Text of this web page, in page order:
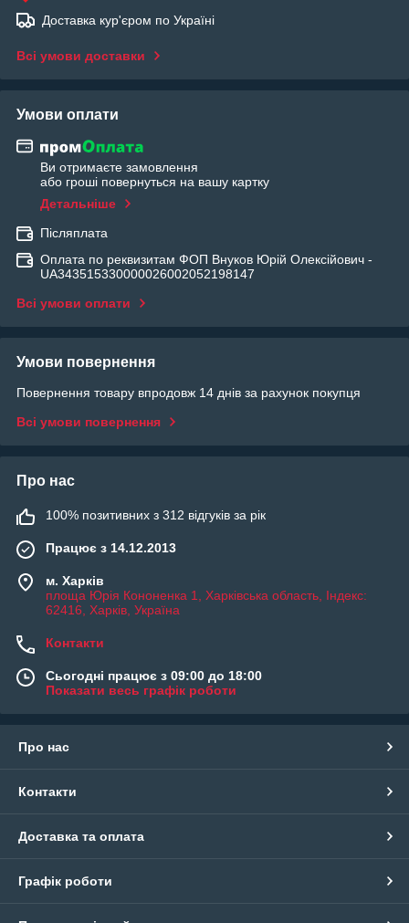
Доставка кур'єром по Україні
Всі умови доставки
Умови оплати
Ви отримаєте замовлення
або гроші повернуться на вашу картку
Детальніше
Післяплата
Оплата по реквизитам ФОП Внуков Юрій Олексійович -
UA343515330000026002052198147
Всі умови оплати
Умови повернення
Повернення товару впродовж 14 днів за рахунок покупця
Всі умови повернення
Про нас
100% позитивних з 312 відгуків за рік
Працює з 14.12.2013
м. Харків
площа Юрія Кононенка 1, Харківська область, Індекс:
62416, Харків, Україна
Контакти
Сьогодні працює з 09:00 до 18:00
Показати весь графік роботи
Про нас
Контакти
Доставка та оплата
Графік роботи